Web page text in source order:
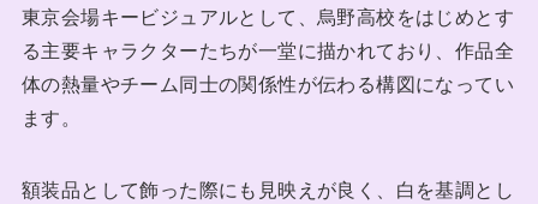
東京会場キービジュアルとして、烏野高校をはじめとす
る主要キャラクターたちが一堂に描かれており、作品全
体の熱量やチーム同士の関係性が伝わる構図になってい
ます。
額装品として飾った際にも見映えが良く、白を基調とし